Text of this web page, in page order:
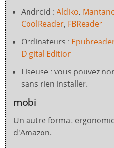
Android : Aldiko,
CoolReader, FBReader
Ordinateurs :
Digital Edition
Liseuse : vous pouvez
sans rien installer.
mobi
Un autre format
d'Amazon.